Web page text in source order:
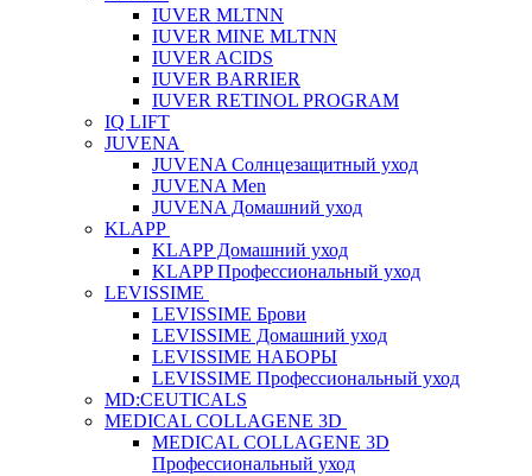
IUVER MLTNN
IUVER MINE MLTNN
IUVER ACIDS
IUVER BARRIER
IUVER RETINOL PROGRAM
IQ LIFT
JUVENA
JUVENA Солнцезащитный уход
JUVENA Men
JUVENA Домашний уход
KLAPP
KLAPP Домашний уход
KLAPP Профессиональный уход
LEVISSIME
LEVISSIME Брови
LEVISSIME Домашний уход
LEVISSIME НАБОРЫ
LEVISSIME Профессиональный уход
MD:CEUTICALS
MEDICAL COLLAGENE 3D
MEDICAL COLLAGENE 3D
Профессиональный уход